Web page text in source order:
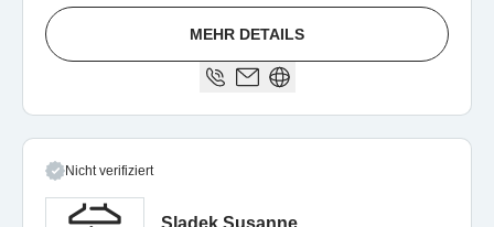
MEHR DETAILS
Nicht verifiziert
Sladek Susanne